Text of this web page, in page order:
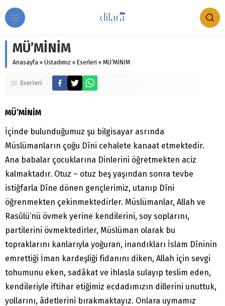
MÜ’MİNİM
Anasayfa » Üstadımız » Eserleri » MÜ’MİNİM
Eserleri
MÜ’MİNİM
İçinde bulunduğumuz şu bilgisayar asrında
Müslümanların çoğu Dîni cehalete kanaat etmektedir.
Ana babalar çocuklarına Dinlerini öğretmekten aciz
kalmaktadır. Otuz – otuz beş yaşından sonra tevbe
istiğfarla Dîne dönen gençlerimiz, utanıp Dîni
öğrenmekten çekinmektedirler. Müslümanlar, Allah ve
Rasûlü’nü övmek yerine kendilerini, soy soplarını,
partilerini övmektedirler, Müslüman olarak bu
topraklarını kanlarıyla yoğuran, inandıkları İslam Dîninin
emrettiği İman kardeşliği fidanını diken, Allah için sevgi
tohumunu eken, sadâkat ve ihlasla sulayıp teslim eden,
kendileriyle iftihar etiğimiz ecdadımızın dillerini unuttuk,
yollarını, âdetlerini bırakmaktayız. Onlara uymamız